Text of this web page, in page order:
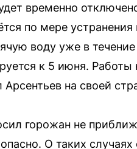
временно
по мере
воду уже в
к 5 июня.
на своей
горожан не
О таких